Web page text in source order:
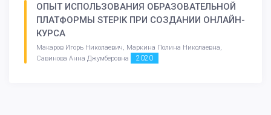
ОПЫТ ИСПОЛЬЗОВАНИЯ ОБРАЗОВАТЕЛЬНОЙ
ПЛАТФОРМЫ STEPIK ПРИ СОЗДАНИИ ОНЛАЙН-
КУРСА
Макаров Игорь Николаевич, Маркина Полина Николаевна,
Савинова Анна Джумберовна
2020